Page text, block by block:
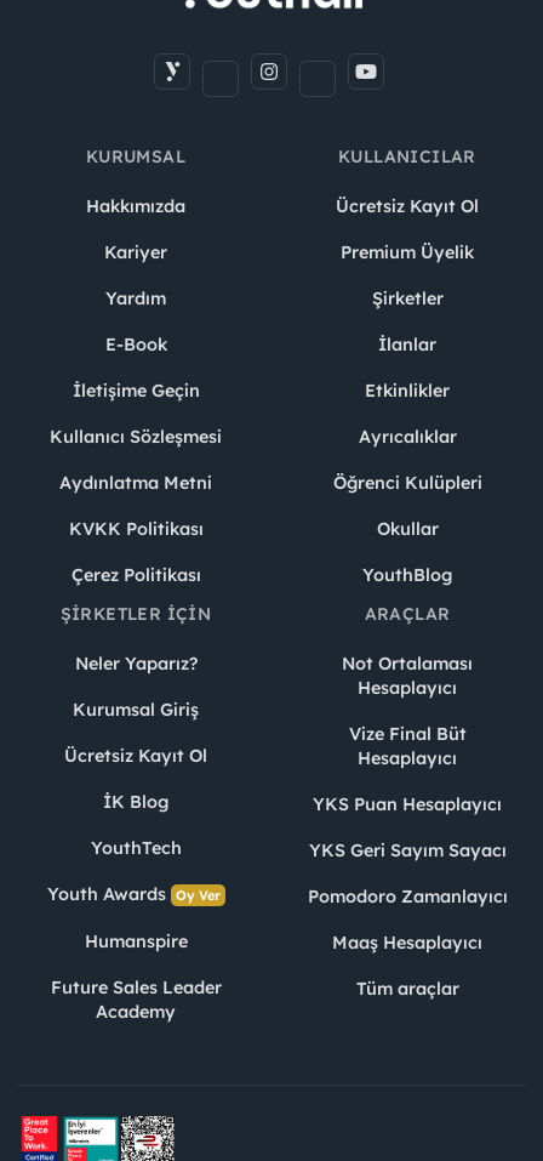
KURUMSAL
Hakkımızda
Kariyer
Yardım
E-Book
İletişime Geçin
Kullanıcı Sözleşmesi
Aydınlatma Metni
KVKK Politikası
Çerez Politikası
KULLANICILAR
Ücretsiz Kayıt Ol
Premium Üyelik
Şirketler
İlanlar
Etkinlikler
Ayrıcalıklar
Öğrenci Kulüpleri
Okullar
YouthBlog
ŞIRKETLER İÇIN
Neler Yaparız?
Kurumsal Giriş
Ücretsiz Kayıt Ol
İK Blog
YouthTech
Youth Awards Oy Ver
Humanspire
Future Sales Leader
Academy
ARAÇLAR
Not Ortalaması
Hesaplayıcı
Vize Final Büt
Hesaplayıcı
YKS Puan Hesaplayıcı
YKS Geri Sayım Sayacı
Pomodoro Zamanlayıcı
Maaş Hesaplayıcı
Tüm araçlar